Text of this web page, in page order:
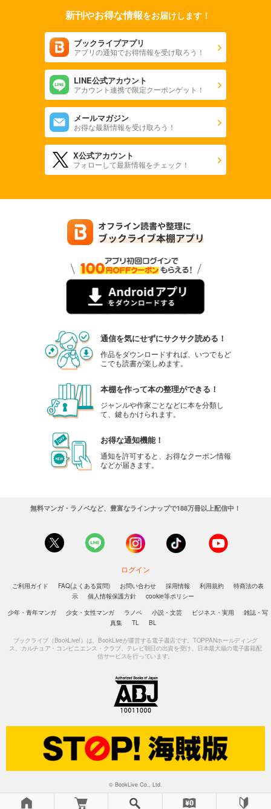
新刊やお得な情報をお届けします！
ブックライブアプリ
アプリの通知でお得情報を受け取ろう！
LINE公式アカウント
アカウント連携で限定クーポンゲット！
メールマガジン
お得な最新情報を受け取ろう！
X公式アカウント
フォローして最新情報をチェック！
通信を気にせずにサクサク読める！
作品をダウンロードすれば、いつでもど
こでも読書が楽しめます。
本棚を作って本の整理ができる！
ジャンルや作家ごとなどに本を分類し
て、鍵もかけられます。
お得な通知機能！
通知を許可すると、お得なクーポン情報
などが届きます。
無料マンガ・ラノベなど、豊富なラインナップで188万冊以上配信中！
ログイン
ご利用ガイド FAQ(よくある質問) お問い合わせ 採用情報 利用規約
特商法の表
示
個人情報保護方針
cookie等ポリシー
少年・青年マンガ
少女・女性マンガ ラノベ 小説・文芸 ビジネス・実用
雑誌・写
真集
TL BL
ブックライブ（BookLive!）は、BookLiveが運営する電子書店です。TOPPANホールディング
ス、カルチュア・コンビニエンス・クラブ、テレビ朝日の出資を受け、日本最大級の電子書籍配
信サービスを行っています。
© BookLive Co., Ltd.